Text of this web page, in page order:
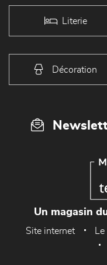
Literie
Décoration
Un magasin
Site internet